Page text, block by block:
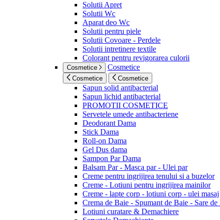
Solutii Apret
Solutii Wc
Aparat deo Wc
Solutii pentru piele
Solutii Covoare - Perdele
Solutii intretinere textile
Colorant pentru revigorarea culorii
Cosmetice Cosmetice
Cosmetice Cosmetice
Sapun solid antibacterial
Sapun lichid antibacterial
PROMOTII COSMETICE
Servetele umede antibacteriene
Deodorant Dama
Stick Dama
Roll-on Dama
Gel Dus dama
Sampon Par Dama
Balsam Par - Masca par - Ulei par
Creme pentru ingrijirea tenului si a buzelor
Creme - Lotiuni pentru ingrijirea mainilor
Creme - lapte corp - lotiuni corp - ulei masaj
Crema de Baie - Spumant de Baie - Sare de
Lotiuni curatare & Demachiere